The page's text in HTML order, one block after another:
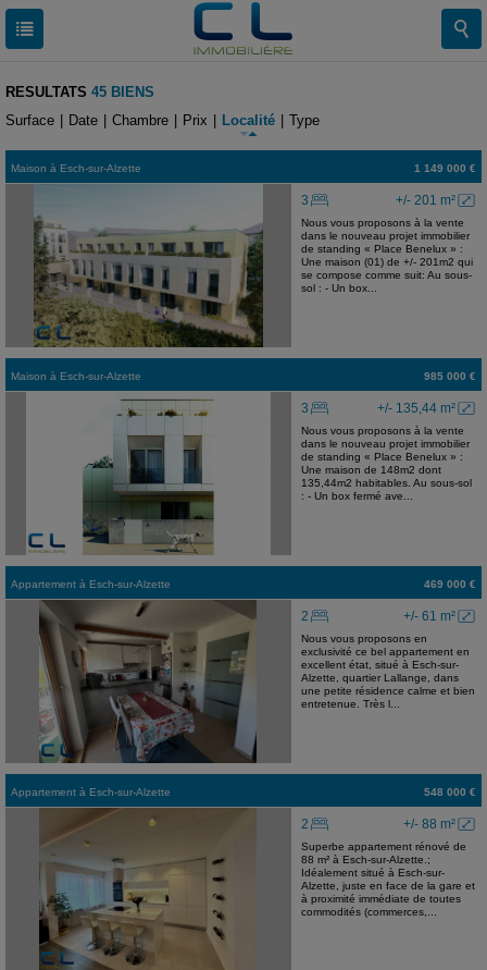
RESULTATS 45 BIENS
Surface
Date Chambre Prix Localité Type
Maison à Esch-sur-Alzette 1 149 000 €
+/- 201 m²
3
Nous vous proposons à la vente
dans le nouveau projet immobilier
de standing « Place Benelux » :
Une maison (01) de +/- 201m2 qui
se compose comme suit: Au sous-
sol : - Un box...
Maison à Esch-sur-Alzette 985 000 €
+/- 135,44 m²
3
Nous vous proposons à la vente
dans le nouveau projet immobilier
de standing « Place Benelux » :
Une maison de 148m2 dont
135,44m2 habitables. Au sous-sol
: - Un box fermé ave...
Appartement à Esch-sur-Alzette 469 000 €
+/- 61 m²
2
Nous vous proposons en
exclusivité ce bel appartement en
excellent état, situé à Esch-sur-
Alzette, quartier Lallange, dans
une petite résidence calme et bien
entretenue. Très l...
Appartement à Esch-sur-Alzette 548 000 €
+/- 88 m²
2
Superbe appartement rénové de
88 m² à Esch-sur-Alzette.;
Idéalement situé à Esch-sur-
Alzette, juste en face de la gare et
à proximité immédiate de toutes
commodités (commerces,...